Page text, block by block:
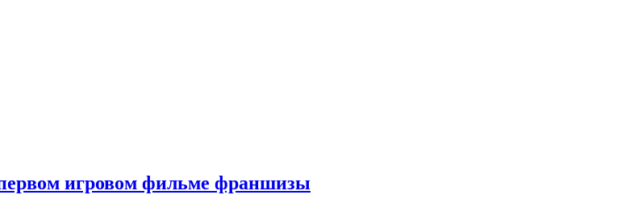
игровом фильме франшизы